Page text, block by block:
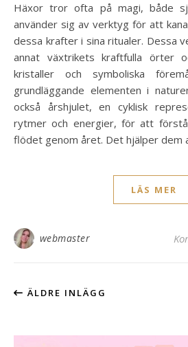
Häxor tror ofta på magi, både
använder sig av verktyg för att
dessa krafter i sina ritualer. Dessa
annat växtrikets kraftfulla örter
kristaller och symboliska
grundläggande elementen i
också årshjulet, en cyklisk
rytmer och energier, för att
flödet genom året. Det hjälper dem
LÄS MER
webmaster
ÄLDRE INLÄGG